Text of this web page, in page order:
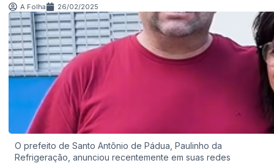
A Folha 26/02/2025
O prefeito de Santo Antônio de Pádua, Paulinho da
Refrigeração, anunciou recentemente em suas redes